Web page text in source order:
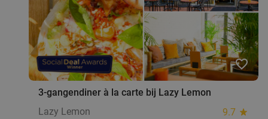
favorite_border
3-gangendiner à la carte bij Lazy Lemon
Lazy Lemon
9.7 star